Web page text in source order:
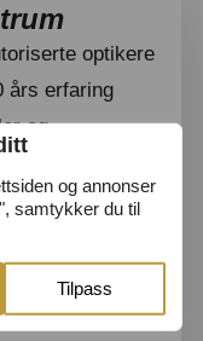
og annonser
samtykker du til
Tilpass
optikere
års erfaring
og
og grundige
– velg